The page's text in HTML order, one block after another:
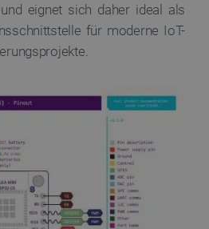
eignet sich daher ideal als
für moderne IoT-
der Website wie die
und die Kontoverwaltung. Ohne
Cookies kann die
verwendet werden.
YouTube